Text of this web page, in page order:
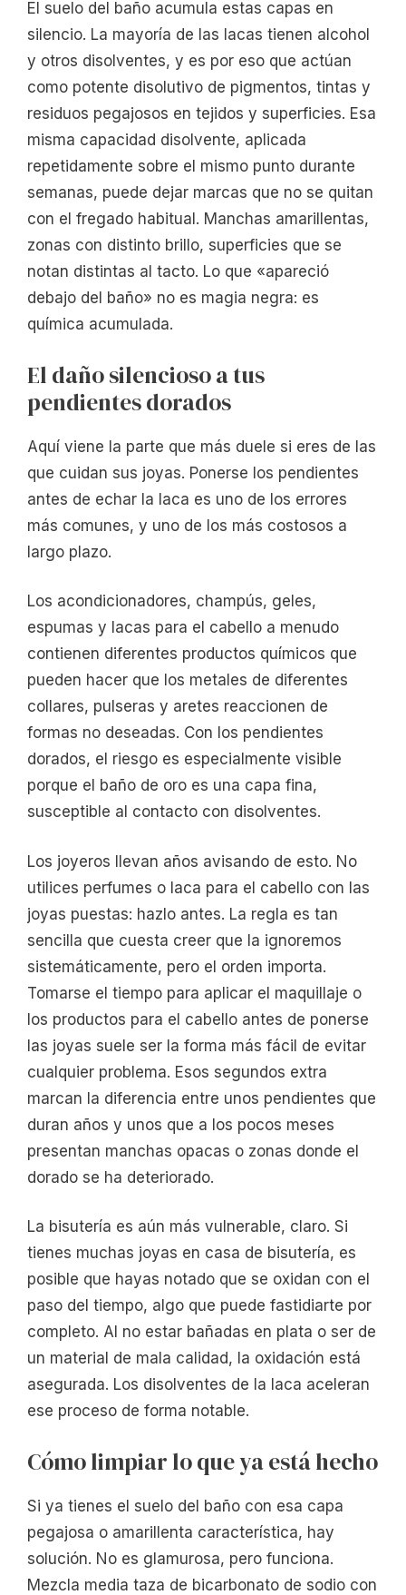
El suelo del baño acumula estas capas en
silencio. La mayoría de las lacas tienen alcohol
y otros disolventes, y es por eso que actúan
como potente disolutivo de pigmentos, tintas y
residuos pegajosos en tejidos y superficies. Esa
misma capacidad disolvente, aplicada
repetidamente sobre el mismo punto durante
semanas, puede dejar marcas que no se quitan
con el fregado habitual. Manchas amarillentas,
zonas con distinto brillo, superficies que se
notan distintas al tacto. Lo que «apareció
debajo del baño» no es magia negra: es
química acumulada.
El daño silencioso a tus
pendientes dorados
Aquí viene la parte que más duele si eres de las
que cuidan sus joyas. Ponerse los pendientes
antes de echar la laca es uno de los errores
más comunes, y uno de los más costosos a
largo plazo.
Los acondicionadores, champús, geles,
espumas y lacas para el cabello a menudo
contienen diferentes productos químicos que
pueden hacer que los metales de diferentes
collares, pulseras y aretes reaccionen de
formas no deseadas. Con los pendientes
dorados, el riesgo es especialmente visible
porque el baño de oro es una capa fina,
susceptible al contacto con disolventes.
Los joyeros llevan años avisando de esto. No
utilices perfumes o laca para el cabello con las
joyas puestas: hazlo antes. La regla es tan
sencilla que cuesta creer que la ignoremos
sistemáticamente, pero el orden importa.
Tomarse el tiempo para aplicar el maquillaje o
los productos para el cabello antes de ponerse
las joyas suele ser la forma más fácil de evitar
cualquier problema. Esos segundos extra
marcan la diferencia entre unos pendientes que
duran años y unos que a los pocos meses
presentan manchas opacas o zonas donde el
dorado se ha deteriorado.
La bisutería es aún más vulnerable, claro. Si
tienes muchas joyas en casa de bisutería, es
posible que hayas notado que se oxidan con el
paso del tiempo, algo que puede fastidiarte por
completo. Al no estar bañadas en plata o ser de
un material de mala calidad, la oxidación está
asegurada. Los disolventes de la laca aceleran
ese proceso de forma notable.
Cómo limpiar lo que ya está hecho
Si ya tienes el suelo del baño con esa capa
pegajosa o amarillenta característica, hay
solución. No es glamurosa, pero funciona.
Mezcla media taza de bicarbonato de sodio con